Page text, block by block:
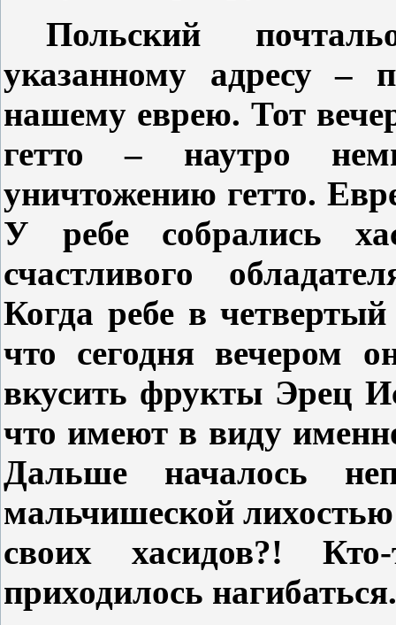
Польский
указанному адресу –
нашему еврею. Тот
гетто – наутро
уничтожению гетто.
У ребе собрались
счастливого
Когда ребе в
что сегодня вечером
вкусить фрукты Эрец
что имеют в виду
Дальше началось
мальчишеской
своих хасидов?!
приходилось нагибаться.